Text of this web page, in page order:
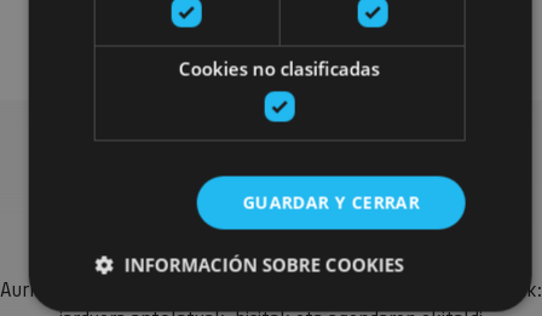
Bici Visitas guiadas
Bilatu plan gehiago
Aurkitu zure bidaia Nafarroan osatzeko planak eta iradokizunak:
Cookies no clasificadas
GUARDAR Y CERRAR
INFORMACIÓN SOBRE COOKIES